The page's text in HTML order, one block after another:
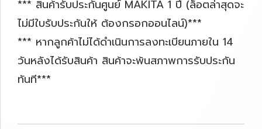
*** สินค้ารับประกันศูนย์ MAKITA 1 ปี (ล็อตล่าสุดจะ
ไม่มีใบรับประกันให้ ต้องกรอกออนไลน์)***
*** หากลูกค้าไม่ได้ดำเนินการลงทะเบียนภายใน 14
วันหลังได้รับสินค้า สินค้าจะพ้นสภาพการรับประกัน
ทันที***